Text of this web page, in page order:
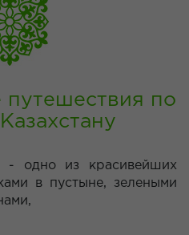
путешествия по
- одно из красивейших
в пустыне, зелеными